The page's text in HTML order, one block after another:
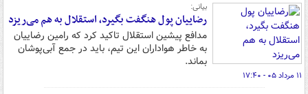
بیانی:
رضاییان پول هنگفت بگیرد، استقلال به هم می‌ریزد
مدافع پیشین استقلال تاکید کرد که رامین رضاییان
به خاطر هواداران این تیم، باید در جمع آبی‌پوشان
بماند.
۱۱ مرداد ۰۵ - ۱۷:۴۰